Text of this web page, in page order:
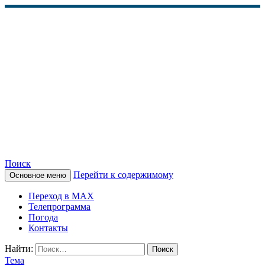
КАМЧАТСКОЕ
ИНФОРМАЦИОННОЕ
АГЕНТСТВО (КИА
«ВЕСТИ»)
Поиск
Основное меню Перейти к содержимому
Переход в MAX
Телепрограмма
Погода
Контакты
Найти:
Тема